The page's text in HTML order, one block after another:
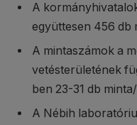
A
együttesen 456 db
A mintaszámok a
vetésterületének
ben 23-31 db
A Nébih